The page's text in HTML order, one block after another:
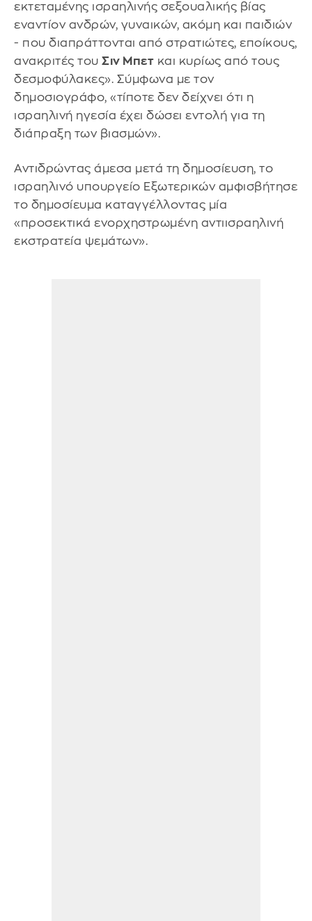
εκτεταμένης ισραηλινής σεξουαλικής βίας
εναντίον ανδρών, γυναικών, ακόμη και παιδιών
- που διαπράττονται από στρατιώτες, εποίκους,
ανακριτές του Σιν Μπετ και κυρίως από τους
δεσμοφύλακες». Σύμφωνα με τον
δημοσιογράφο, «τίποτε δεν δείχνει ότι η
ισραηλινή ηγεσία έχει δώσει εντολή για τη
διάπραξη των βιασμών».
Αντιδρώντας άμεσα μετά τη δημοσίευση, το
ισραηλινό υπουργείο Εξωτερικών αμφισβήτησε
το δημοσίευμα καταγγέλλοντας μία
«προσεκτικά ενορχηστρωμένη αντιισραηλινή
εκστρατεία ψεμάτων».